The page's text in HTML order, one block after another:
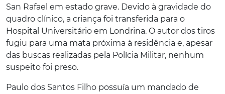
San Rafael em estado grave. Devido à gravidade do
quadro clínico, a criança foi transferida para o
Hospital Universitário em Londrina. O autor dos tiros
fugiu para uma mata próxima à residência e, apesar
das buscas realizadas pela Polícia Militar, nenhum
suspeito foi preso.
Paulo dos Santos Filho possuía um mandado de